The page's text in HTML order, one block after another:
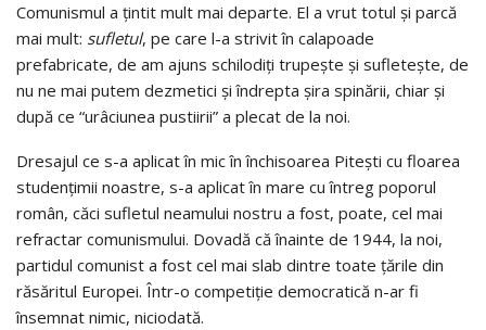
Comunismul a ţintit mult mai departe. El a vrut totul şi parcă
mai mult: sufletul, pe care l-a strivit în calapoade
prefabricate, de am ajuns schilodiţi trupeşte şi sufleteşte, de
nu ne mai putem dezmetici şi îndrepta şira spinării, chiar şi
după ce “urâciunea pustiirii” a plecat de la noi.
Dresajul ce s-a aplicat în mic în închisoarea Piteşti cu floarea
studenţimii noastre, s-a aplicat în mare cu întreg poporul
român, căci sufletul neamului nostru a fost, poate, cel mai
refractar comunismului. Dovadă că înainte de 1944, la noi,
partidul comunist a fost cel mai slab dintre toate ţările din
răsăritul Europei. Într-o competiţie democratică n-ar fi
însemnat nimic, niciodată.